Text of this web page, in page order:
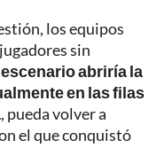
los equipos
sin
abriría la
en las filas
, pueda volver a
el que conquistó